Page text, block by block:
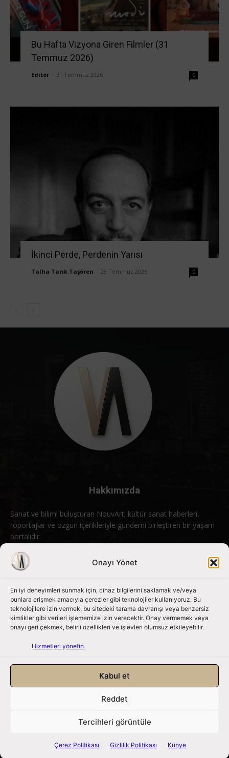
Onayı Yönet
En iyi deneyimleri sunmak için, cihaz bilgilerini saklamak ve/veya
bunlara erişmek amacıyla çerezler gibi teknolojiler kullanıyoruz. Bu
teknolojilere izin vermek, bu sitedeki tarama davranışı veya benzersiz
kimlikler gibi verileri işlememize izin verecektir. Onay vermemek veya
onayı geri çekmek, belirli özellikleri ve işlevleri olumsuz etkileyebilir.
Hizmetleri yönetin
Kabul et
Reddet
Tercihleri görüntüle
Çerez Politikası Gizlilik Politikası Künye
Bu Hafta Vizyona Giren Filmler (31
Temmuz 2026)
Editör 31 Temmuz 2026 0
İkinci Perde, Perdenin Yarısı
Talha Tarık Taşören 28 Temmuz 2026 0
Hakkımızda
Sanat ve bilimi buluşturan NouvArt; kültür sanat haberleri,
röportajlar ve özgün içerikleriyle gündemi birleştiren bir yaşam
portalıdır.
Bizimle iletişime geçin: info@nouvart.net
Bizi Takip Edin
Künye|İletişim